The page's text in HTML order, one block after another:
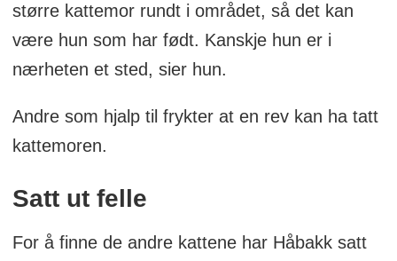
større kattemor rundt i området, så det kan
være hun som har født. Kanskje hun er i
nærheten et sted, sier hun.
Andre som hjalp til frykter at en rev kan ha tatt
kattemoren.
Satt ut felle
For å finne de andre kattene har Håbakk satt